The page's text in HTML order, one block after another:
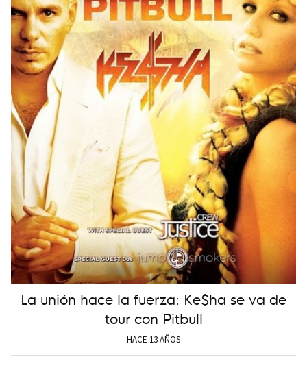
La unión hace la fuerza: Ke$ha se va de
tour con Pitbull
HACE 13 AÑOS